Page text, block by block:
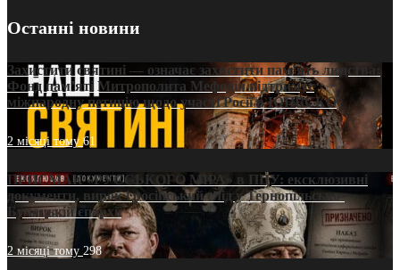
Останні новини
Захистити святині — означає захистити пам’ять людства:
Фонд пам’яті Митрополита Мефодія підтримує
міжнародну петицію щодо участі Росії в ЮНЕСКО
2 місяці тому61
ПРИСМАК «РУССЬКОГО МІРА» в ПЦУ: ексклюзивні
документи, вирок і російський слід у Тернопільсько-
Бучацькій єпархії
2 місяці тому 298